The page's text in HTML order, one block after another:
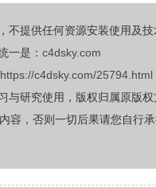
提供任何资源安装使用及技
一是： c4dsky.com
https://c4dsky.com/25794.html
研究使用，版权归属原版
容，否则一切后果请您自行